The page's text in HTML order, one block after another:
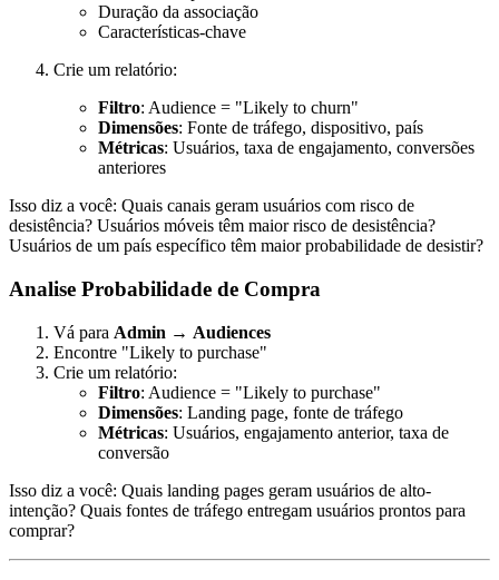
Duração da associação
Características-chave
Crie um relatório:
Filtro: Audience = "Likely to churn"
Dimensões: Fonte de tráfego, dispositivo, país
Métricas: Usuários, taxa de engajamento, conversões
anteriores
Isso diz a você: Quais canais geram usuários com risco de
desistência? Usuários móveis têm maior risco de desistência?
Usuários de um país específico têm maior probabilidade de desistir?
Analise Probabilidade de Compra
Vá para Admin → Audiences
Encontre "Likely to purchase"
Crie um relatório:
Filtro: Audience = "Likely to purchase"
Dimensões: Landing page, fonte de tráfego
Métricas: Usuários, engajamento anterior, taxa de
conversão
Isso diz a você: Quais landing pages geram usuários de alto-
intenção? Quais fontes de tráfego entregam usuários prontos para
comprar?